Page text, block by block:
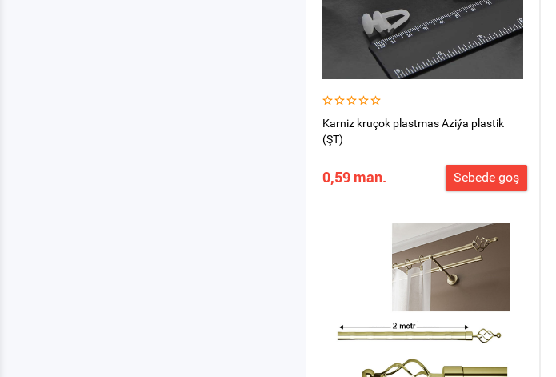
Karniz kruçok plastmas Aziýa plastik
(ŞT)
0,59 man. Sebede goş